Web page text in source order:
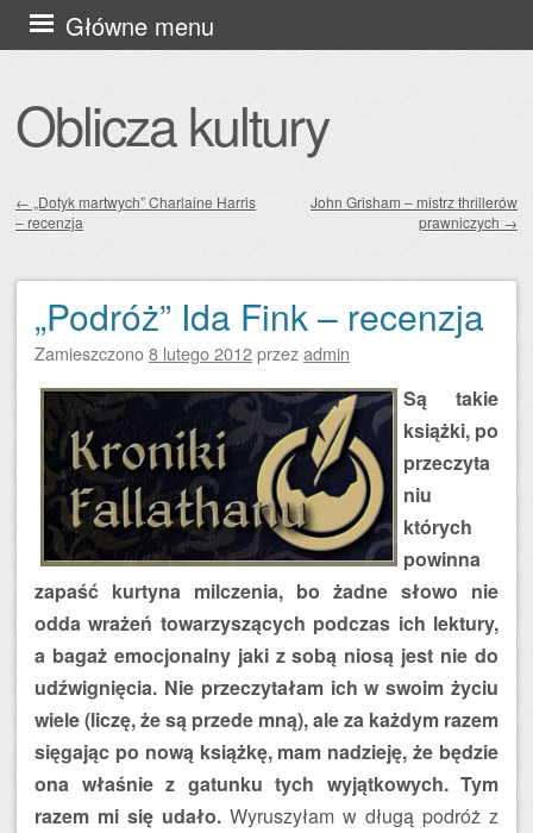
Oblicza kultury
Główne menu
Przejdź
do
Zobacz wpisy
← „Dotyk martwych” Charlaine Harris
– recenzja
John Grisham – mistrz thrillerów
prawniczych →
„Podróż” Ida Fink – recenzja
Zamieszczono8 lutego 2012przezadmin
Są takie
książki, po
przeczyta
niu
których
powinna
zapaść kurtyna milczenia, bo żadne słowo nie
odda wrażeń towarzyszących podczas ich lektury,
a bagaż emocjonalny jaki z sobą niosą jest nie do
udźwignięcia. Nie przeczytałam ich w swoim życiu
wiele (liczę, że są przede mną), ale za każdym razem
sięgając po nową książkę, mam nadzieję, że będzie
ona właśnie z gatunku tych wyjątkowych. Tym
razem mi się udało. Wyruszyłam w długą podróż z